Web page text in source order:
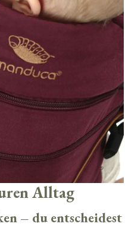
Alltag
– du entscheidest